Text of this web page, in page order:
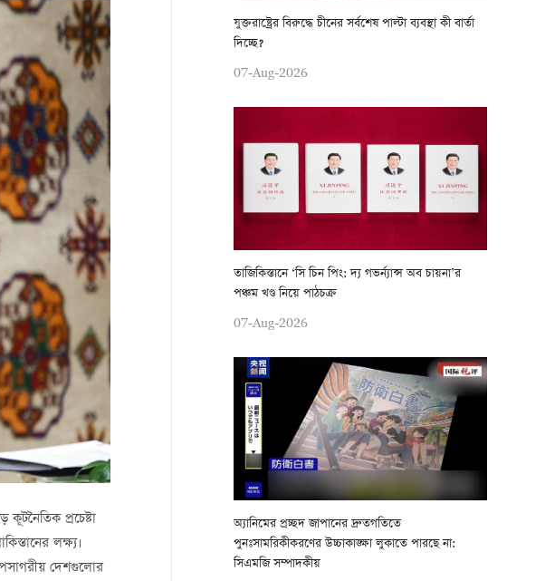
কূটনৈতিক প্রচেষ্টা
লক্ষ্য।
দেশগুলোর
যুক্তরাষ্ট্রের বিরুদ্ধে চীনের সর্বশেষ পাল্টা ব্যবস্থা কী বার্তা
দিচ্ছে?
07-Aug-2026
তাজিকিস্তানে ‘সি চিন পিং: দ্য গভর্ন্যান্স অব চায়না’র
পঞ্চম খণ্ড নিয়ে পাঠচক্র
07-Aug-2026
অ্যানিমের প্রচ্ছদ জাপানের দ্রুতগতিতে
পুনঃসামরিকীকরণের উচ্চাকাঙ্ক্ষা লুকাতে পারছে না:
সিএমজি সম্পাদকীয়